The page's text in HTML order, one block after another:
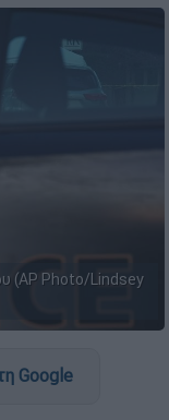
(AP Photo/Lindsey
Google